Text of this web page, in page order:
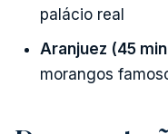
palácio real
Aranjuez (45
morangos